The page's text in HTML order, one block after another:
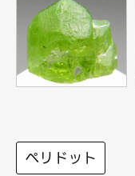
ペリドット